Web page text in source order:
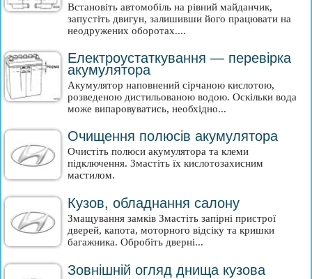
Встановіть автомобіль на рівний майданчик,
запустіть двигун, залишивши його працювати на
неодружених оборотах....
Електроустаткування — перевірка
акумулятора
Акумулятор наповнений сірчаною кислотою,
розведеною дистильованою водою. Оскільки вода
може випаровуватись, необхідно...
Очищення полюсів акумулятора
Очистіть полюси акумулятора та клеми
підключення. Змастіть їх кислотозахисним
мастилом.
Кузов, обладнання салону
Змащування замків Змастіть запірні пристрої
дверей, капота, моторного відсіку та кришки
багажника. Обробіть дверні...
Зовнішній огляд днища кузова